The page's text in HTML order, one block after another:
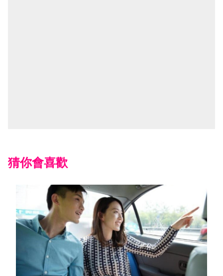
猜你會喜歡